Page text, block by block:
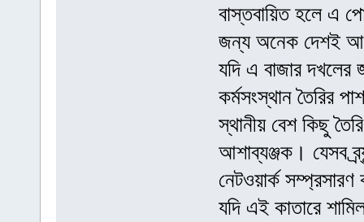
বাস্তবায়িত হলে এ
জন্য অনেক দেশই
যদি এ বাজার দখলের
কর্মসংস্থান তৈরির
স্থানীয় বেশ কিছু
আশাব্যঞ্জক। যেসব
নেটওয়ার্ক
যদি এই কাতারে